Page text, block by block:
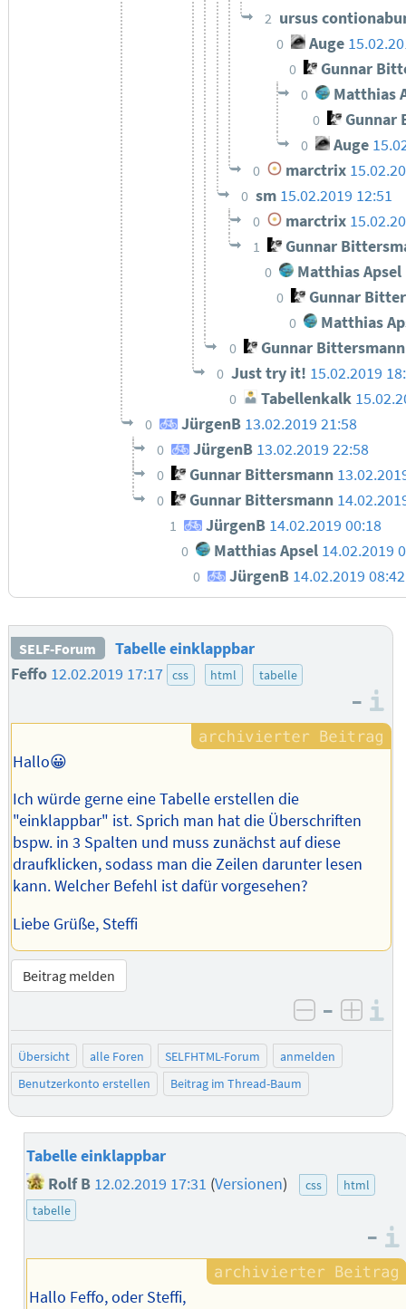
2 ursus
0 Auge
0 Gunnar
0 Matthias
0 Gunnar
0 Auge
0 marctrix
0 sm 15.02.2019 12:51
0 marctrix
1 Gunnar
0 Matthias Apsel
0 Gunnar
0 Matthias
0 Gunnar Bittersmann
0 Just try it! 15.02.2019
0 Tabellenkalk
0 JürgenB 13.02.2019 21:58
0 JürgenB 13.02.2019 22:58
0 Gunnar Bittersmann
0 Gunnar Bittersmann
1 JürgenB 14.02.2019 00:18
0 Matthias Apsel 14.02.2019
0 JürgenB 14.02.2019 08:42
SELF-Forum
Tabelle einklappbar
Feffo 12.02.2019 17:17 css html tabelle
–
Hallo😀
Ich würde gerne eine Tabelle erstellen die
"einklappbar" ist. Sprich man hat die Überschriften
bspw. in 3 Spalten und muss zunächst auf diese
draufklicken, sodass man die Zeilen darunter lesen
kann. Welcher Befehl ist dafür vorgesehen?
Liebe Grüße, Steffi
Beitrag melden
negativ
–
Übersicht alle Foren SELFHTML-Forum
anmelden
Benutzerkonto erstellen
Beitrag im Thread-Baum
Tabelle einklappbar
Rolf B 12.02.2019 17:31 (Versionen) css
html
tabelle
–
Hallo Feffo, oder Steffi,